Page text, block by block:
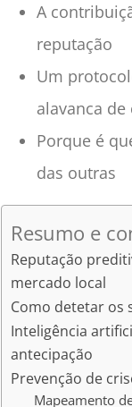
A
reputação
Um
alavanca
Porque é
das outras
Resumo e
Reputação
mercado local
Como detetar os
Inteligência
antecipação
Prevenção de
Mapeamento